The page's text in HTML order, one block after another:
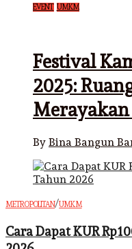
EVENT UMKM
Festival
2025:
By Bina Bangun
METROPOLITAN/UMKM
Cara Dapat KUR